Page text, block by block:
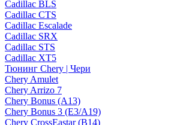
Cadillac BLS
Cadillac CTS
Cadillac Escalade
Cadillac SRX
Cadillac STS
Cadillac XT5
Тюнинг Chery | Чери
Chery Amulet
Chery Arrizo 7
Chery Bonus (A13)
Chery Bonus 3 (E3/A19)
Chery CrossEastar (B14)